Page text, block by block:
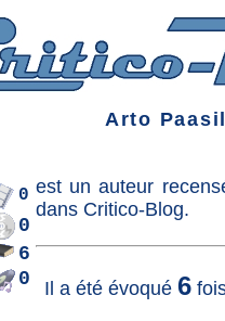
Arto
0
0
6
0
est unauteur
dans Critico-Blog.
Il a été évoqué 6